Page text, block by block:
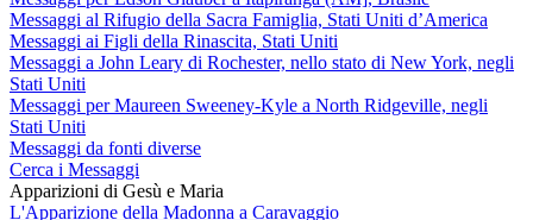
Messaggi al Rifugio della Sacra Famiglia, Stati Uniti d’America
Messaggi ai Figli della Rinascita, Stati Uniti
Messaggi a John Leary di Rochester, nello stato di New York, negli
Stati Uniti
Messaggi per Maureen Sweeney-Kyle a North Ridgeville, negli
Stati Uniti
Messaggi da fonti diverse
Cerca i Messaggi
Apparizioni di Gesù e Maria
L'Apparizione della Madonna a Caravaggio